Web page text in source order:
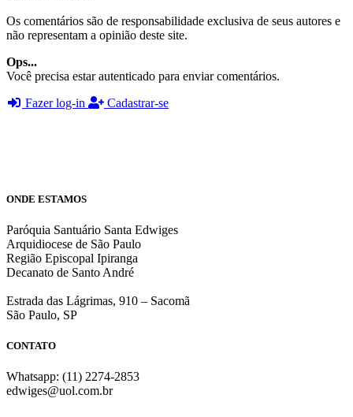
Os comentários são de responsabilidade exclusiva de seus autores e
não representam a opinião deste site.
Ops...
Você precisa estar autenticado para enviar comentários.
Fazer log-in
Cadastrar-se
ONDE ESTAMOS
Paróquia Santuário Santa Edwiges
Arquidiocese de São Paulo
Região Episcopal Ipiranga
Decanato de Santo André
Estrada das Lágrimas, 910 – Sacomã
São Paulo, SP
CONTATO
Whatsapp: (11) 2274-2853
edwiges@uol.com.br